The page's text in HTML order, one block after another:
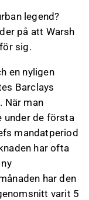
politik för
feedback
legend?
på att Warsh
sig.
en nyligen
Barclays
När man
under de första
mandatperiod
har ofta
har den
varit 5